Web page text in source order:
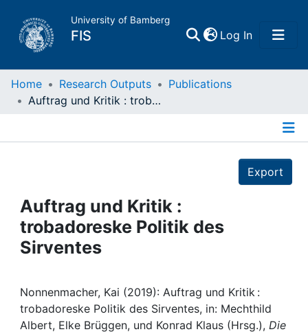
University of Bamberg
FIS Log In(current)
Home
Projects
People
Awards
Home Research Outputs
Publications
Auftrag und Kritik : trobadoreske Politik des Sirventes
Export
Auftrag und Kritik :
trobadoreske Politik des
Sirventes
Nonnenmacher, Kai (2019): Auftrag und Kritik :
trobadoreske Politik des Sirventes, in: Mechthild
Albert, Elke Brüggen, und Konrad Klaus (Hrsg.), Die